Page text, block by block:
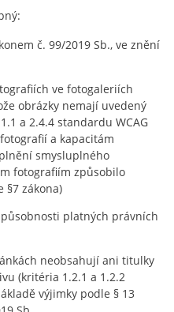
č. 99/2019 Sb., ve znění
ve fotogaleriích
obrázky nemají uvedený
a 2.4.4 standardu WCAG
a kapacitám
smysluplného
fotografiím způsobilo
§7 zákona)
platných právních
neobsahují ani titulky
(kritéria 1.2.1 a 1.2.2
výjimky podle § 13